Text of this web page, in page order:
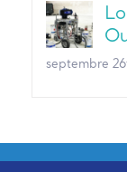
septembre